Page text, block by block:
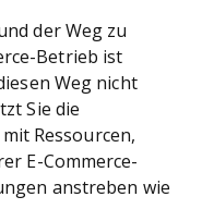
der Weg zu
Betrieb ist
Weg nicht
Sie die
mit Ressourcen,
E-Commerce-
anstreben wie